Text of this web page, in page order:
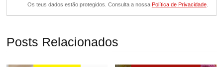
Os teus dados estão protegidos. Consulta a nossa Política de Privacidade.
Posts Relacionados